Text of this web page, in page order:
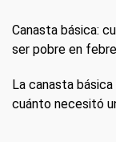
Canasta básica:
ser pobre en
La canasta
cuánto necesitó